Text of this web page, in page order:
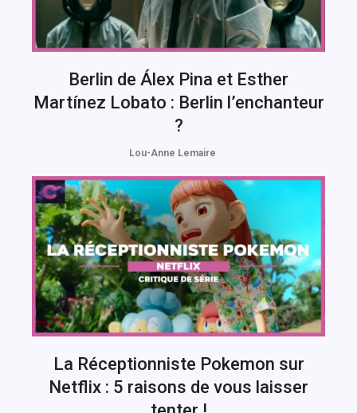
Berlin de Álex Pina et Esther
Martínez Lobato : Berlin l’enchanteur
?
Lou-Anne Lemaire
La Réceptionniste Pokemon sur
Netflix : 5 raisons de vous laisser